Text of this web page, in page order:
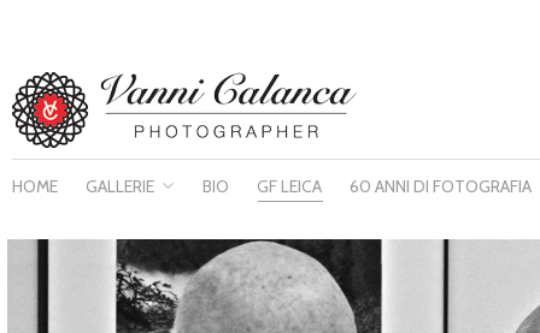
HOME GALLERIE BIO GF LEICA 60 ANNI DI FOTOGRAFIA